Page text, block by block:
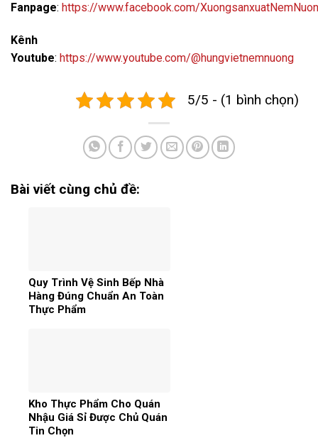
Fanpage: https://www.facebook.com/
Kênh
Youtube: https://www.youtube.com/@hungvietnemnuong
5/5 - (1 bình chọn)
Bài viết cùng chủ đề:
Quy Trình Vệ Sinh Bếp Nhà
Hàng Đúng Chuẩn An Toàn
Thực Phẩm
Kho Thực Phẩm Cho Quán
Nhậu Giá Sỉ Được Chủ Quán
Tin Chọn